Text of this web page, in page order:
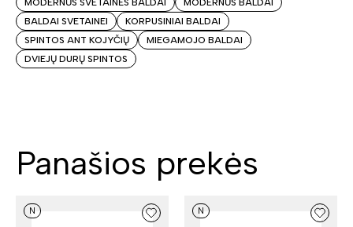
BALDAI SVETAINEI
KORPUSINIAI BALDAI
SPINTOS ANT KOJYČIŲ
MIEGAMOJO BALDAI
DVIEJŲ DURŲ SPINTOS
Panašios prekės
N N